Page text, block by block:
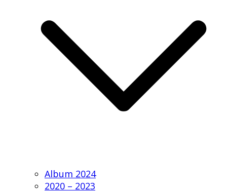
Album 2024
2020 – 2023